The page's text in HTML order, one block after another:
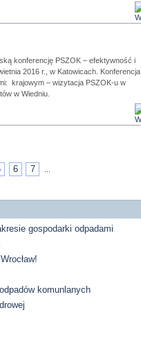
konferencję PSZOK – efektywność i
2016 r., w Katowicach. Konferencja
krajowym – wizytacja PSZOK-u w
w Wiedniu.
6 7 ...
gospodarki odpadami
komunlanych